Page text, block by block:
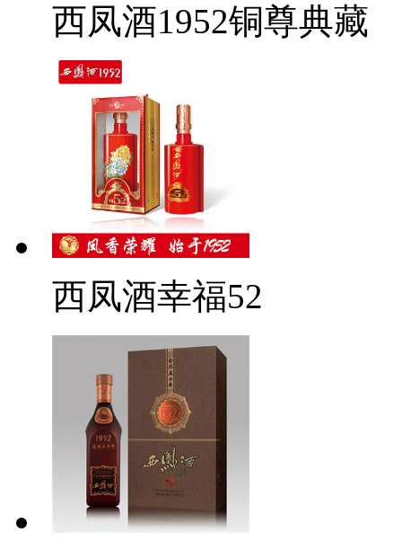
西凤酒1952铜尊典藏
西凤酒幸福52